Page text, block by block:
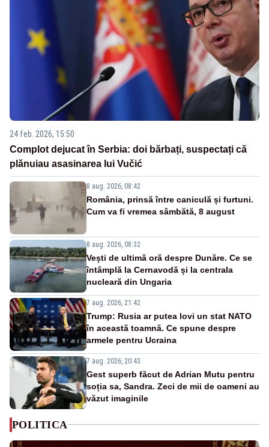
24 feb. 2026, 15:50
Complot dejucat în Serbia: doi bărbați, suspectați că
plănuiau asasinarea lui Vučić
8 aug. 2026, 08:42
România, prinsă între caniculă și furtuni.
Cum va fi vremea sâmbătă, 8 august
8 aug. 2026, 08:32
Vești de ultimă oră despre Dunăre. Ce se
întâmplă la Cernavodă și la centrala
nucleară din Ungaria
7 aug. 2026, 21:42
Trump: Rusia ar putea lovi un stat NATO
în această toamnă. Ce spune despre
armele pentru Ucraina
7 aug. 2026, 20:43
Gest superb făcut de Adrian Mutu pentru
soția sa, Sandra. Zeci de mii de oameni au
văzut imaginile
POLITICA